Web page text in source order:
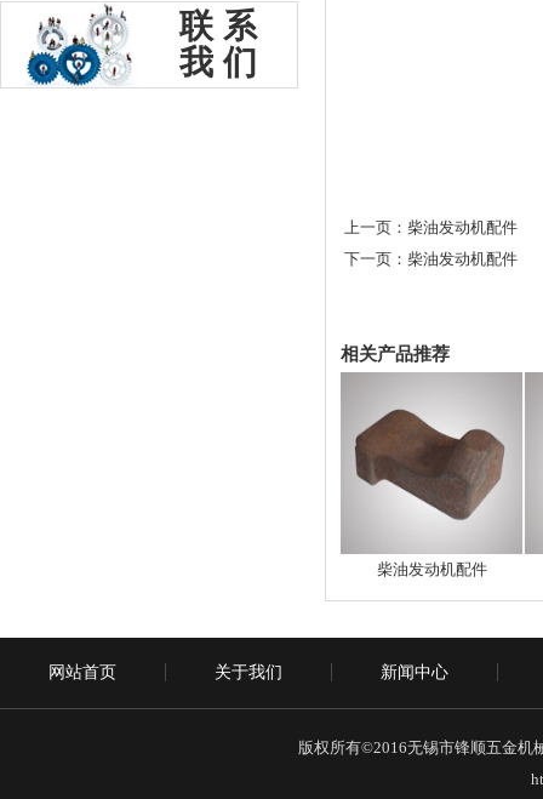
联系
我们
上一页：柴油发动机配件
下一页：柴油发动机配件
相关产品推荐
柴油发动机配件
网站首页 关于我们 新闻中心
版权所有©2016无锡市锋顺五金机